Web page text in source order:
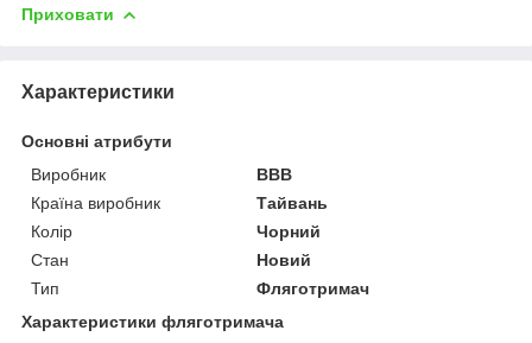
Приховати
Характеристики
Основні атрибути
Виробник
BBB
Країна виробник
Тайвань
Колір
Чорний
Стан
Новий
Тип
Фляготримач
Характеристики фляготримача